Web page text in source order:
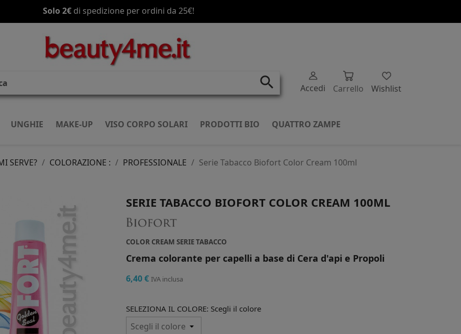
Solo 2€di spedizione per ordini da 25€!
Spedizione gratisa partire da 70€!
search Accedi Carrello Wishlist
UNGHIE MAKE-UP VISO CORPO SOLARI PRODOTTI BIO QUATTRO ZAMPE
SERVE? COLORAZIONE : PROFESSIONALE Serie Tabacco Biofort Color Cream 100ml
SERIE TABACCO BIOFORT COLOR CREAM 100ML
COLOR CREAM SERIE TABACCO
Crema colorante per capelli a base di Cera d'api e Propoli
6,40 € IVA inclusa
SELEZIONA IL COLORE: Scegli il colore